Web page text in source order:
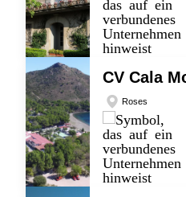
CV Cala
Roses